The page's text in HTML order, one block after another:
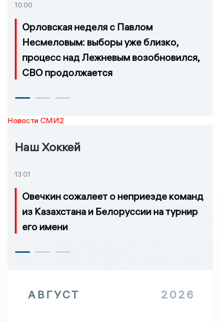
10:00
Орловская неделя с Павлом
Несмеловым: выборы уже близко,
процесс над Лежневым возобновился,
СВО продолжается
Новости СМИ2
Наш Хоккей
13:01
Овечкин сожалеет о неприезде команд
из Казахстана и Белоруссии на турнир
его имени
АВГУСТ 2026